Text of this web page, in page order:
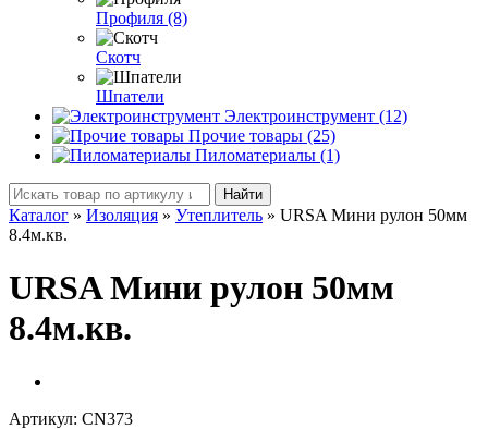
Профиля (8)
Скотч
Шпатели
Электроинструмент (12)
Прочие товары (25)
Пиломатериалы (1)
Найти
Каталог » Изоляция » Утеплитель » URSA Мини рулон 50мм
8.4м.кв.
URSA Мини рулон 50мм
8.4м.кв.
Артикул: CN373